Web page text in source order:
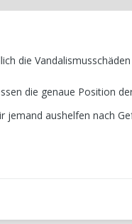
die
die genaue Position
jemand aushelfen nach